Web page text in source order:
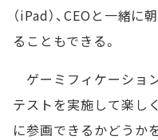
（iPad）、CEOと一緒
ることもできる。
ゲーミフィケーショ
テストを実施して楽し
に参画できるかどうか